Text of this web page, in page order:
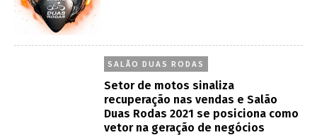
SALÃO DUAS RODAS
Setor de motos sinaliza
recuperação nas vendas e Salão
Duas Rodas 2021 se posiciona como
vetor na geração de negócios